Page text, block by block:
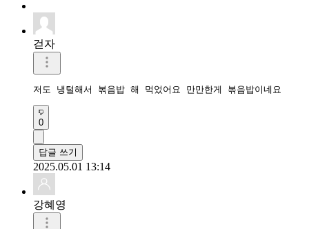
걷자
저도 냉털해서 볶음밥 해 먹었어요 만만한게 볶음밥이네요
0
답글 쓰기
2025.05.01 13:14
강혜영